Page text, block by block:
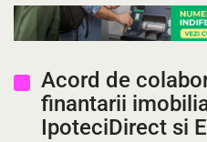
Acord de
finantarii
IpoteciDirect si